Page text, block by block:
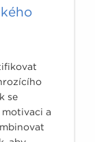
se
a